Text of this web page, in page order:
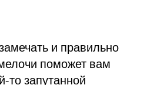
и правильно
поможет вам
то запутанной